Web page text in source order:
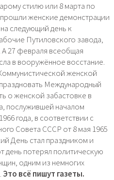
стилю или 8 марта по
женские демонстрации
следующий день к
Путиловского завода,
А 27 февраля всеобщая
в вооружённое восстание.
женской
Международный
о женской забастовке в
послужившей началом
года, в соответствии с
Совета СССР от 8 мая 1965
День стал праздником и
день потерял политическую
одним из немногих
Это всё пишут газеты.